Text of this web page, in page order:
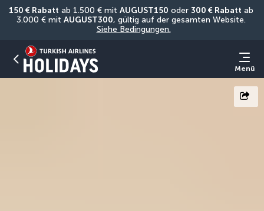
150 € Rabatt ab 1.500 € mit AUGUST150 oder 300 € Rabatt ab
3.000 € mit AUGUST300
Siehe Bedingungen.
Menü